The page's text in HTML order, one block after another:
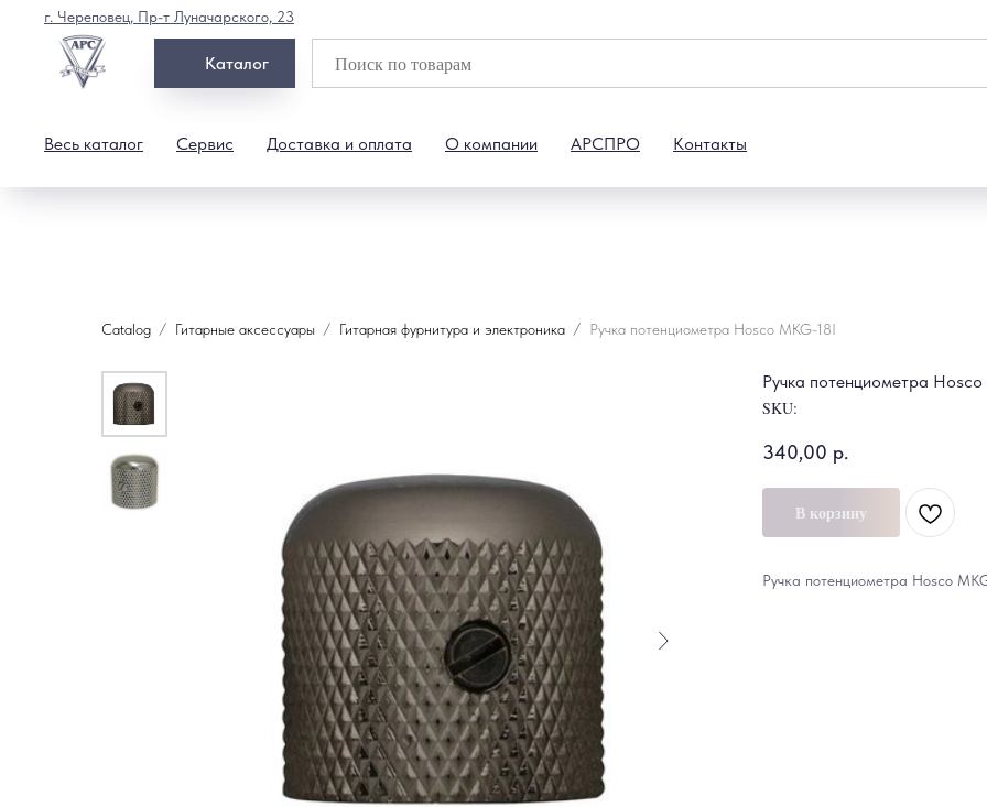
Каталог
Весь каталог Сервис Доставка и оплата О компании АРСПРО Контакты
г. Череповец, Пр-т Луначарского, 23
Catalog Гитарные аксессуары Гитарная фурнитура и электроника Ручка потенциометра Hosco MKG-18I
Ручка потенциометра
SKU:
340,00 р.
В корзину
Ручка потенциометра Hosco